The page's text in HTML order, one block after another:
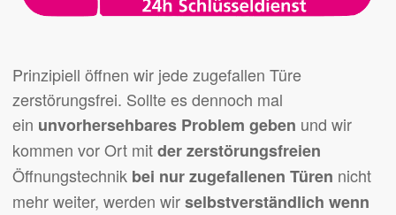
Prinzipiell öffnen wir jede zugefallen Türe
zerstörungsfrei. Sollte es dennoch mal
ein unvorhersehbares Problem geben und wir
kommen vor Ort mitder zerstörungsfreien
Öffnungstechnik bei nur zugefallenen Türen nicht
mehr weiter, werden wirselbstverständlich wenn